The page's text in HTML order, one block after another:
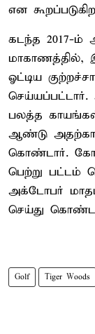
என
கடந்த 2017-ம்
மாகாணத்தில்,
ஓட்டிய
பலத்த
ஆண்டு
கொண்டார்.
பெற்று பட்டம்
அக்டோபர்
செய்து
Golf Tiger Woods